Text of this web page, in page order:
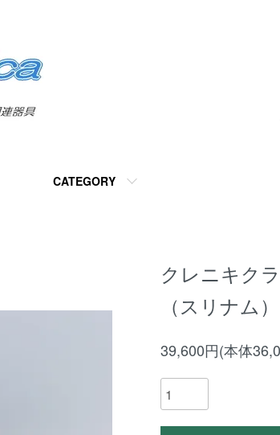
CATEGORY
クレニキク
（スリナム）
39,600円(本体